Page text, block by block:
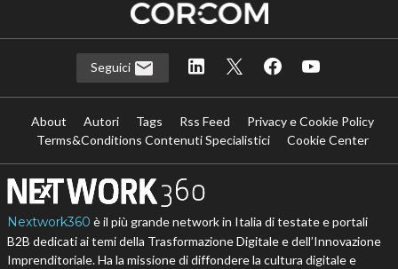
Seguici
About Autori Tags Rss Feed
Privacy e Cookie Policy
Terms&Conditions Contenuti Specialistici
Cookie Center
Nextwork360 è il più grande network in Italia di testate e portali
B2B dedicati ai temi della Trasformazione Digitale e dell’Innovazione
Imprenditoriale. Ha la missione di diffondere la cultura digitale e